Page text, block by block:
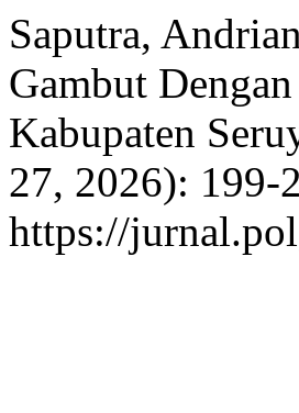
Saputra,
Gambut
Kabupaten
27, 2026): 199-
https://